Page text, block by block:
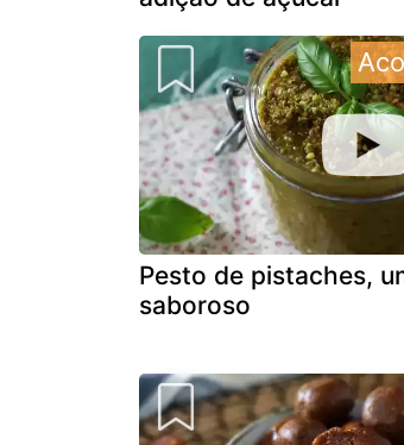
Pesto de pistaches,
saboroso